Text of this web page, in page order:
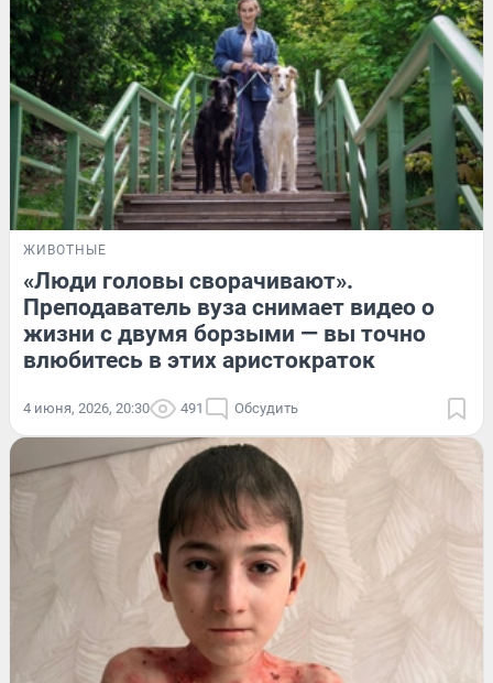
ЖИВОТНЫЕ
«Люди головы сворачивают».
Преподаватель вуза снимает видео о
жизни с двумя борзыми — вы точно
влюбитесь в этих аристократок
4 июня, 2026, 20:30 491 Обсудить